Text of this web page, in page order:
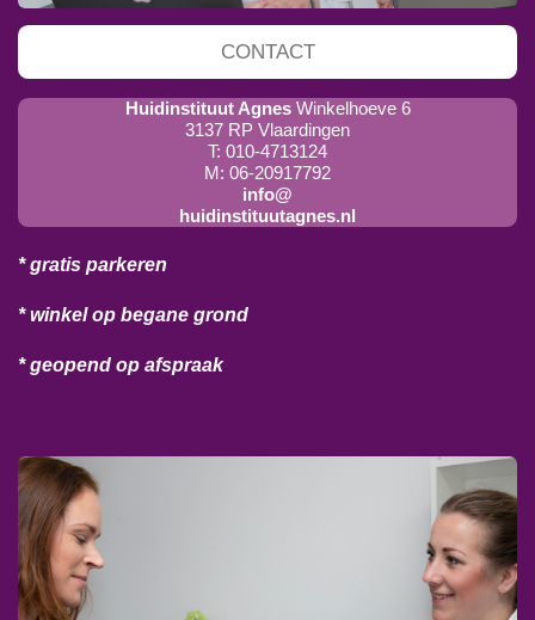
CONTACT
Huidinstituut Agnes Winkelhoeve 6
3137 RP Vlaardingen
T: 010-4713124
M: 06-20917792
info@
huidinstituutagnes.nl
* gratis parkeren
* winkel op begane grond
* geopend op afspraak